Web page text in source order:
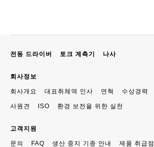
전동 드라이버 토크 계측기 나사
회사정보
회사개요 대표취체역 인사 연혁 수상경력
사원견 ISO 환경 보전을 위한 실천
고객지원
문의 FAQ 생산 중지 기종 안내 제품 취급점